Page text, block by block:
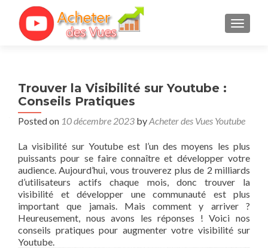
Trouver la Visibilité sur Youtube :
Conseils Pratiques
Posted on 10 décembre 2023 byAcheter des Vues Youtube
La visibilité sur Youtube est l’un des moyens les plus
puissants pour se faire connaître et développer votre
audience. Aujourd’hui, vous trouverez plus de 2 milliards
d’utilisateurs actifs chaque mois, donc trouver la
visibilité et développer une communauté est plus
important que jamais. Mais comment y arriver ?
Heureusement, nous avons les réponses ! Voici nos
conseils pratiques pour augmenter votre visibilité sur
Youtube.